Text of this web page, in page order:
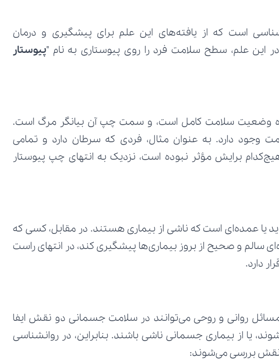
این علم، سطح سلامت فرد را روی پیوستاری به نام "
دارد.
نقش بررسی می‌شوند: